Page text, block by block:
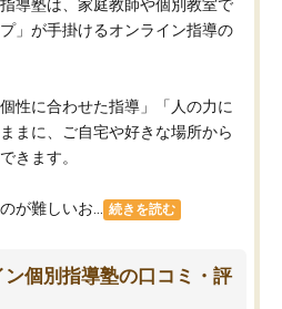
導塾は、家庭教師や個別教室で
」が手掛けるオンライン指導の
性に合わせた指導」「人の力に
まに、ご自宅や好きな場所から
きます。
が難しいお... 続きを読む
ン個別指導塾の口コミ・評